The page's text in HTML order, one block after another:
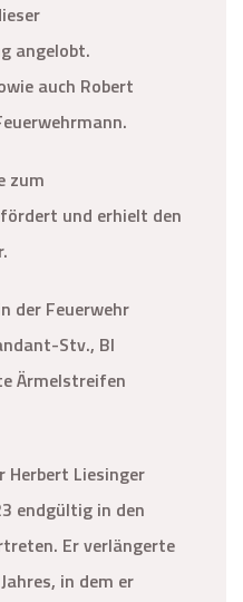
angelobt.
auch Robert
zum
und erhielt den
der Feuerwehr
Stv., BI
Ärmelstreifen
Herbert Liesinger
endgültig in den
Er verlängerte
in dem er